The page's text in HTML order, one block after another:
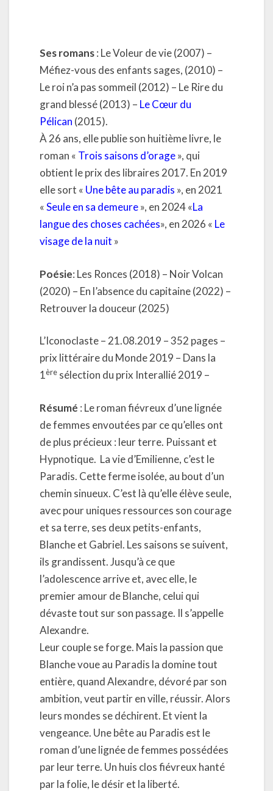
Ses romans: Le Voleur de vie (2007) –
Méfiez-vous des enfants sages, (2010) –
Le roi n’a pas sommeil (2012) – Le Rire du
grand blessé (2013) – Le Cœur du
Pélican (2015).
À 26 ans, elle publie son huitième livre, le
roman « Trois saisons d’orage», qui
obtient le prix des libraires 2017. En 2019
elle sort « Une bête au paradis », en 2021
«Seule en sa demeure», en 2024 «La
langue des choses cachées», en 2026 « Le
visage de la nuit »
Poésie: Les Ronces (2018) – Noir Volcan
(2020) – En l’absence du capitaine (2022) –
Retrouver la douceur (2025)
L’Iconoclaste – 21.08.2019 – 352 pages –
prix littéraire du Monde 2019 – Dans la
1ère sélection du prix Interallié 2019 –
Résumé : Le roman fiévreux d’une lignée
de femmes envoutées par ce qu’elles ont
de plus précieux : leur terre. Puissant et
Hypnotique. La vie d’Emilienne, c’est le
Paradis. Cette ferme isolée, au bout d’un
chemin sinueux. C’est là qu’elle élève seule,
avec pour uniques ressources son courage
et sa terre, ses deux petits-enfants,
Blanche et Gabriel. Les saisons se suivent,
ils grandissent. Jusqu’à ce que
l’adolescence arrive et, avec elle, le
premier amour de Blanche, celui qui
dévaste tout sur son passage. Il s’appelle
Alexandre.
Leur couple se forge. Mais la passion que
Blanche voue au Paradis la domine tout
entière, quand Alexandre, dévoré par son
ambition, veut partir en ville, réussir. Alors
leurs mondes se déchirent. Et vient la
vengeance. Une bête au Paradis est le
roman d’une lignée de femmes possédées
par leur terre. Un huis clos fiévreux hanté
par la folie, le désir et la liberté.